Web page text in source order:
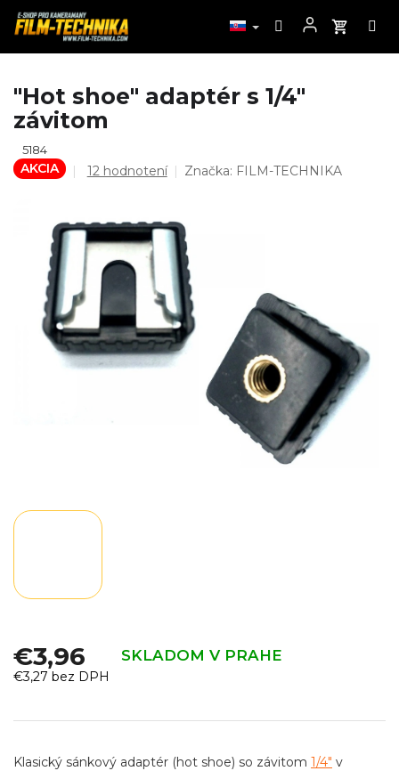
obsah
"Hot shoe" adaptér s 1/4"
závitom
5184
AKCIA
Priemerné
je
4,8
z
5
hviezdičiek.
12 hodnotení Značka: FILM-TECHNIKA
€3,96 SKLADOM V PRAHE
€3,27 bez DPH
cena:
Klasický sánkový adaptér (hot shoe) so závitom 1/4" v